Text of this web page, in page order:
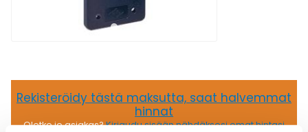
Rekisteröidy tästä maksutta, saat halvemmat
hinnat
Oletko jo asiakas?Kirjaudu sisään nähdäksesi omat hintasi